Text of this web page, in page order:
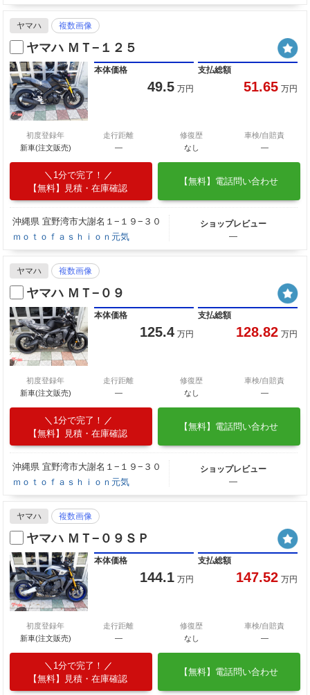
ヤマハ 複数画像
ヤマハ ＭＴ−１２５
本体価格
49.5 万円
支払総額
51.65 万円
初度登録年
新車(注文販売)
走行距離
―
修復歴
なし
車検/自賠責
―
1分で完了！
【無料】見積・在庫確認
【無料】電話問い合わせ
沖縄県 宜野湾市大謝名１−１９−３０
ｍｏｔｏｆａｓｈｉｏｎ元気
ショップレビュー
―
ヤマハ 複数画像
ヤマハ ＭＴ−０９
本体価格
125.4 万円
支払総額
128.82 万円
初度登録年
新車(注文販売)
走行距離
―
修復歴
なし
車検/自賠責
―
1分で完了！
【無料】見積・在庫確認
【無料】電話問い合わせ
沖縄県 宜野湾市大謝名１−１９−３０
ｍｏｔｏｆａｓｈｉｏｎ元気
ショップレビュー
―
ヤマハ 複数画像
ヤマハ ＭＴ−０９ＳＰ
本体価格
144.1 万円
支払総額
147.52 万円
初度登録年
新車(注文販売)
走行距離
―
修復歴
なし
車検/自賠責
―
1分で完了！
【無料】見積・在庫確認
【無料】電話問い合わせ